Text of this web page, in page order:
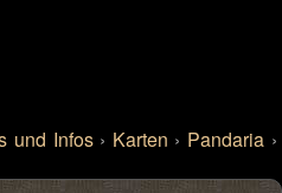
und Infos› Karten › Pandaria›